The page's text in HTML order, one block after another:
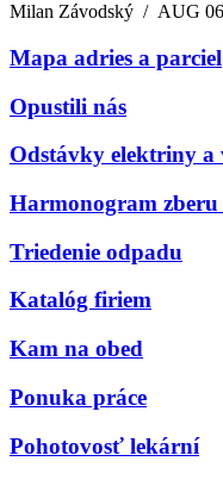
Milan Závodský /AUG
Mapa adries a parciel
Opustili nás
Odstávky elektriny a
Harmonogram
Triedenie odpadu
Katalóg firiem
Kam na obed
Ponuka práce
Pohotovosť lekární